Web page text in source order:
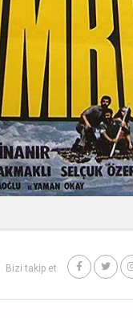
Bizi takip et